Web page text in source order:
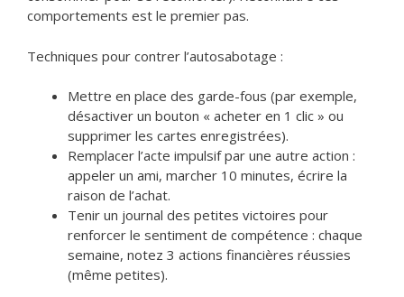
comportements est le premier pas.
Techniques pour contrer l’autosabotage :
Mettre en place des garde-fous (par exemple,
désactiver un bouton « acheter en 1 clic » ou
supprimer les cartes enregistrées).
Remplacer l’acte impulsif par une autre action :
appeler un ami, marcher 10 minutes, écrire la
raison de l’achat.
Tenir un journal des petites victoires pour
renforcer le sentiment de compétence : chaque
semaine, notez 3 actions financières réussies
(même petites).